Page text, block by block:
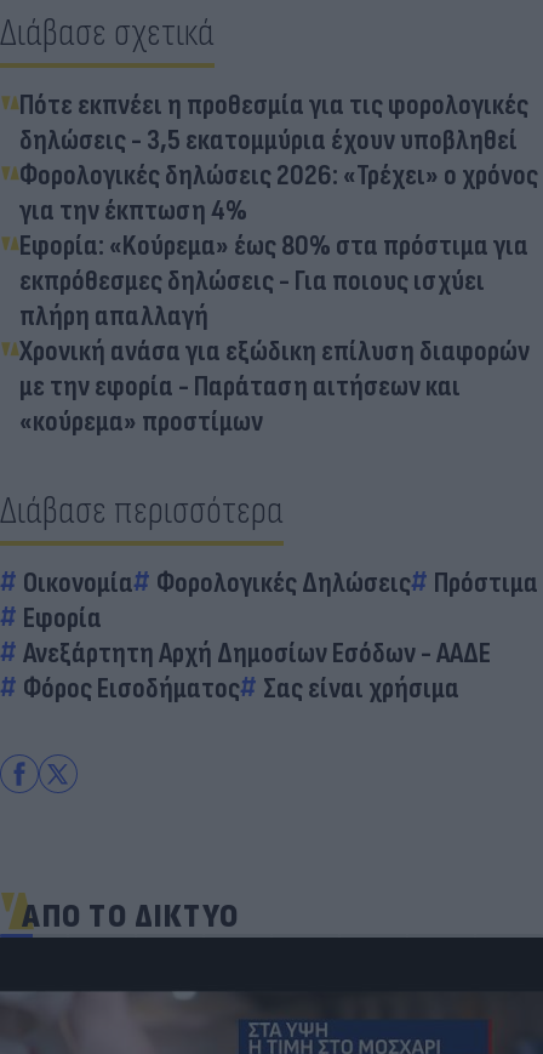
Διάβασε σχετικά
Πότε εκπνέει η προθεσμία για τις φορολογικές
δηλώσεις - 3,5 εκατομμύρια έχουν υποβληθεί
Φορολογικές δηλώσεις 2026: «Τρέχει» ο χρόνος
για την έκπτωση 4%
Εφορία: «Kούρεμα» έως 80% στα πρόστιμα για
εκπρόθεσμες δηλώσεις - Για ποιους ισχύει
πλήρη απαλλαγή
Χρονική ανάσα για εξώδικη επίλυση διαφορών
με την εφορία - Παράταση αιτήσεων και
«κούρεμα» προστίμων
Διάβασε περισσότερα
Οικονομία Φορολογικές Δηλώσεις
Πρόστιμα
Εφορία
Ανεξάρτητη Αρχή Δημοσίων Εσόδων - ΑΑΔΕ
Φόρος Εισοδήματος
Σας είναι χρήσιμα
ΑΠΟ ΤΟ ΔΙΚΤΥΟ